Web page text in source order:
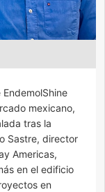
mexicano,
tras la
Sastre, director
Americas,
en el edificio
en